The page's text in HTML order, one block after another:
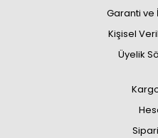
Garanti ve
Kişisel
Üyelik